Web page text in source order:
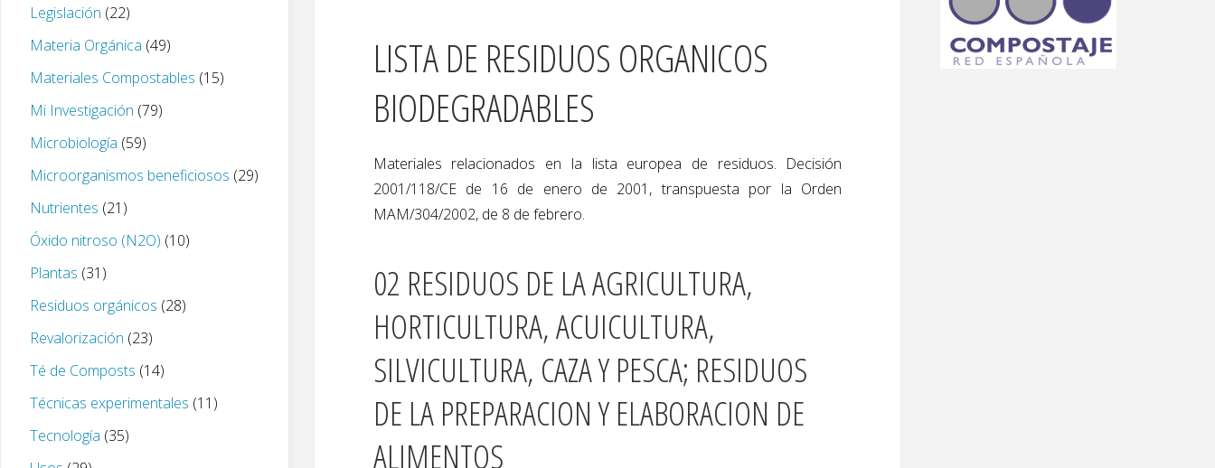
LISTA DE RESIDUOS ORGANICOS
BIODEGRADABLES
Materiales relacionados en la lista europea de residuos. Decisión
2001/118/CE de 16 de enero de 2001, transpuesta por la Orden
MAM/304/2002, de 8 de febrero.
02 RESIDUOS DE LA AGRICULTURA,
HORTICULTURA, ACUICULTURA,
SILVICULTURA, CAZA Y PESCA; RESIDUOS
DE LA PREPARACION Y ELABORACION DE
ALIMENTOS
Legislación (22)
Materia Orgánica (49)
Materiales Compostables (15)
Mi Investigación (79)
Microbiología (59)
Microorganismos beneficiosos (29)
Nutrientes (21)
Óxido nitroso (N2O) (10)
Plantas (31)
Residuos orgánicos (28)
Revalorización (23)
Té de Composts (14)
Técnicas experimentales (11)
Tecnología (35)